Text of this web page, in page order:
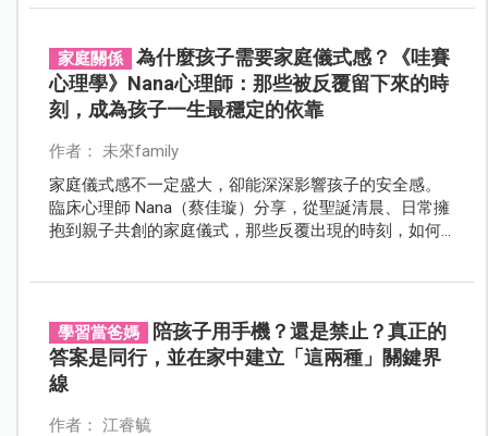
家庭關係
為什麼孩子需要家庭儀式感？《哇賽
心理學》Nana心理師：那些被反覆留下來的時
刻，成為孩子一生最穩定的依靠
作者： 未來family
家庭儀式感不一定盛大，卻能深深影響孩子的安全感。
臨床心理師 Nana（蔡佳璇）分享，從聖誕清晨、日常擁
抱到親子共創的家庭儀式，那些反覆出現的時刻，如何
學習當爸媽
陪孩子用手機？還是禁止？真正的
答案是同行，並在家中建立「這兩種」關鍵界
線
作者： 江睿毓